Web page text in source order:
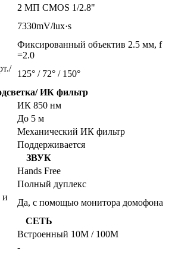
2 МП CMOS 1/2.8"
7330mV/lux·s
Фиксированный объектив 2.5 мм, f
=2.0
125° / 72° / 150°
ИК фильтр
ИК 850 нм
До 5 м
Механический ИК фильтр
Поддерживается
ЗВУК
Hands Free
Полный дуплекс
и
Да, с помощью монитора домофона
СЕТЬ
Встроенный 10M / 100M
-